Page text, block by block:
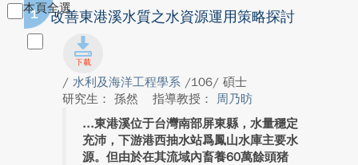
本頁全選
1 改善東港溪水質之水資源運用策略探討
/ 水利及海洋工程學系 /106/ 碩士
研究生： 孫然
指導教授： 周乃昉
東港溪位于台灣南部屏東縣，水量穩定
充沛，下游港西抽水站爲鳳山水庫主要水
源。但由於在其流域內畜養60萬餘頭猪